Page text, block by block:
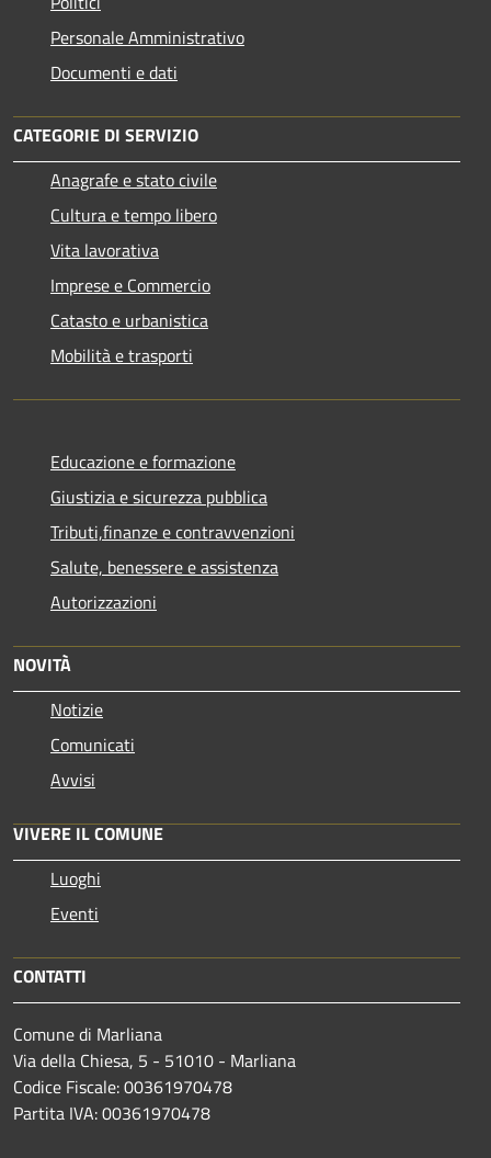
Personale Amministrativo
Documenti e dati
CATEGORIE DI SERVIZIO
Anagrafe e stato civile
Cultura e tempo libero
Vita lavorativa
Imprese e Commercio
Catasto e urbanistica
Mobilità e trasporti
Educazione e formazione
Giustizia e sicurezza pubblica
Tributi,finanze e contravvenzioni
Salute, benessere e assistenza
Autorizzazioni
NOVITÀ
Notizie
Comunicati
Avvisi
VIVERE IL COMUNE
Luoghi
Eventi
CONTATTI
Comune di Marliana
Via della Chiesa, 5 - 51010 - Marliana
Codice Fiscale: 00361970478
Partita IVA: 00361970478